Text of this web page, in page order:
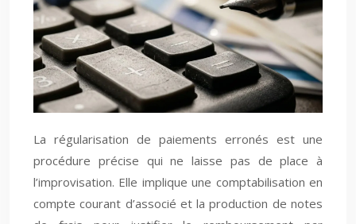
La régularisation de paiements erronés est une
procédure précise qui ne laisse pas de place à
l’improvisation. Elle implique une comptabilisation en
compte courant d’associé et la production de notes